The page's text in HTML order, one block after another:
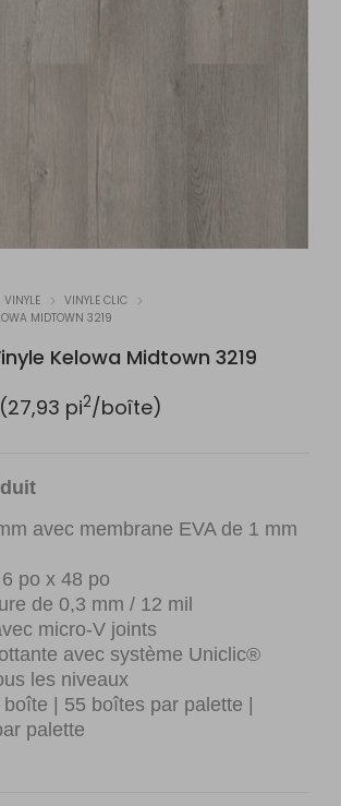
VINYLE
VINYLE CLIC
MIDTOWN 3219
Kelowa Midtown 3219
(27,93 pi2/boîte)
avec membrane EVA de 1 mm
po x 48 po
de 0,3 mm / 12 mil
micro-V joints
avec système Uniclic®
les niveaux
| 55 boîtes par palette |
palette